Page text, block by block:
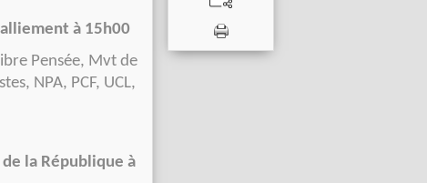
à 15h00
Pensée, Mvt de
NPA, PCF, UCL,
la République à